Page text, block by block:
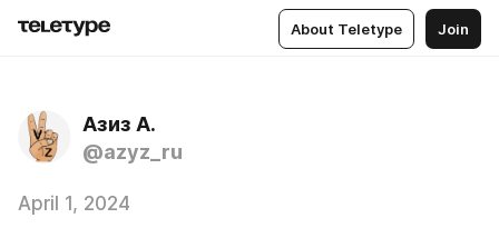
About Teletype Join
Азиз А.
@azyz_ru
April 1, 2024